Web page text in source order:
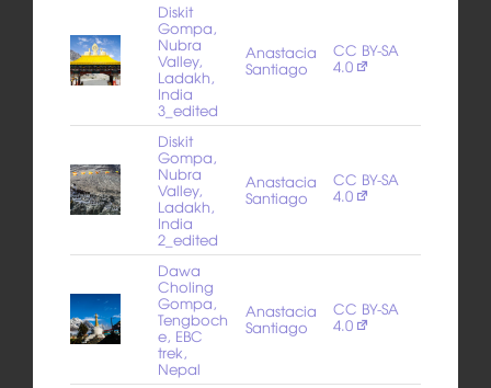
Diskit
Gompa,
Nubra
Valley,
Ladakh,
India
3_edited
Anastacia
Santiago
CC BY-SA
4.0
Diskit
Gompa,
Nubra
Valley,
Ladakh,
India
2_edited
Anastacia
Santiago
CC BY-SA
4.0
Dawa
Choling
Gompa,
Tengboch
e, EBC
trek,
Nepal
Anastacia
Santiago
CC BY-SA
4.0